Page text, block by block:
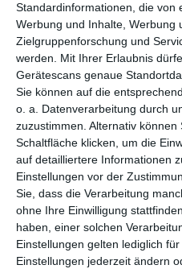
Standardinformationen, die von
Werbung und Inhalte, Werbung
Zielgruppenforschung und
werden. Mit Ihrer Erlaubnis
Gerätescans genaue
Sie können auf die
o. a. Datenverarbeitung durch
zuzustimmen. Alternativ
Schaltfläche klicken, um die
auf detailliertere Informationen
Einstellungen vor der
Sie, dass die Verarbeitung
ohne Ihre Einwilligung
haben, einer solchen
Einstellungen gelten lediglich
Einstellungen jederzeit ändern
Filmische Adaptionen von
Sache. Die Popularität der
einmal in den Kinos
nachvollziehbar und legitim
aber nicht. Catswar ein
gute Kritiken, ging in
Heightsinteressierte
auf dem gleichnamigen
basierte, der durchHamiltonzu
Insofern ist es vielleicht nicht
dass13 – Das Musicalbei
Lichtspielhäusern das
Film schon so seine
für die großen Massen gedacht